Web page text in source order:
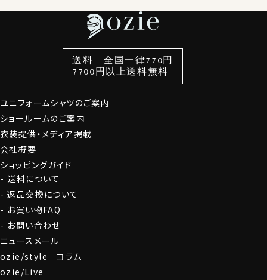
袖・カフス型から選ぶ
スタイルから選ぶ
カジュアルシャツ
カフスボタン
財布・名刺入れ
バッグ
ストール・マフラー
ユニフォームシャツのご案内
ショールームのご案内
衣装提供・メディア掲載
会社概要
ショッピングガイド
送料について
返品交換について
お買い物FAQ
お問い合わせ
ニュースメール
ozie/style コラム
ozie/Live
送料 全国一律770円
7700円以上送料無料